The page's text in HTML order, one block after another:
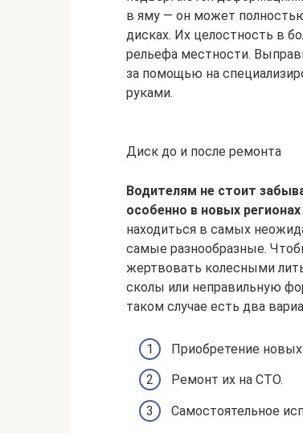
в яму — он может
дисках. Их целостность в
рельефа местности.
за помощью на
руками.
Диск до и после ремонта
Водителям не стоит
особенно в новых
находиться в самых
самые разнообразные.
жертвовать колесными
сколы или неправильную
таком случае есть два
Приобретение
Ремонт их на СТО.
Самостоятельное